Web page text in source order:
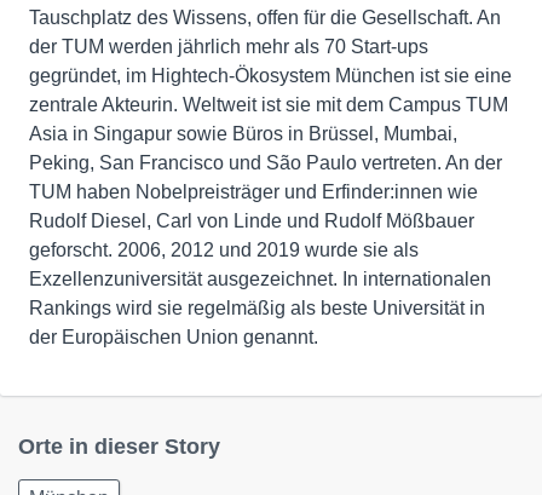
Tauschplatz des Wissens, offen für die Gesellschaft. An
der TUM werden jährlich mehr als 70 Start-ups
gegründet, im Hightech-Ökosystem München ist sie eine
zentrale Akteurin. Weltweit ist sie mit dem Campus TUM
Asia in Singapur sowie Büros in Brüssel, Mumbai,
Peking, San Francisco und São Paulo vertreten. An der
TUM haben Nobelpreisträger und Erfinder:innen wie
Rudolf Diesel, Carl von Linde und Rudolf Mößbauer
geforscht. 2006, 2012 und 2019 wurde sie als
Exzellenzuniversität ausgezeichnet. In internationalen
Rankings wird sie regelmäßig als beste Universität in
der Europäischen Union genannt.
Orte in dieser Story